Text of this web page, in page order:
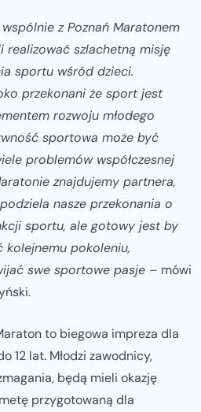
z Poznań Maratonem
realizować szlachetną misję
sportu wśród dzieci.
przekonani że sport jest
rozwoju młodego
sportowa może być
problemów współczesnej
znajdujemy partnera,
nasze przekonania o
sportu, ale gotowy jest by
kolejnemu pokoleniu,
swe sportowe pasje – mówi
to biegowa impreza dla
12 lat. Młodzi zawodnicy,
będą mieli okazję
przygotowaną dla